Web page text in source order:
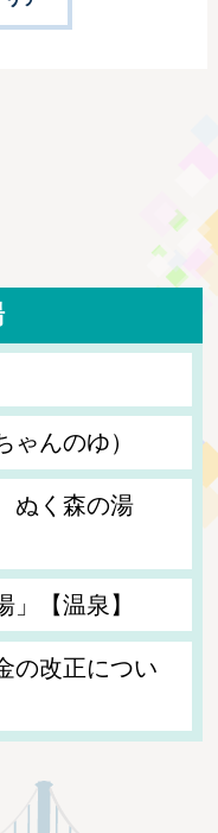
んのゆ）
ぬく森の湯
【温泉】
の改正につい